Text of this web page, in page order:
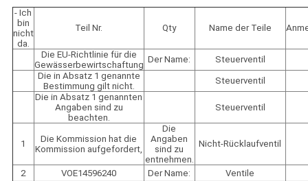
- Ich
bin
nicht
da.
Teil Nr. Qty Name der Teile
Die EU-Richtlinie für die
Gewässerbewirtschaftung
Der Name:
Steuerventil
Die in Absatz 1 genannte
Bestimmung gilt nicht.
Steuerventil
Die in Absatz 1 genannten
Angaben sind zu
beachten.
Steuerventil
1
Die Kommission hat die
Kommission aufgefordert,
Die
Angaben
sind zu
entnehmen.
Nicht-Rücklaufventil
2 VOE14596240 Der Name:
Ventile